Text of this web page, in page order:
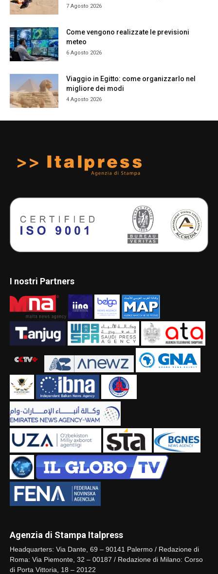
7 Agosto 2026
Come vengono realizzate le previsioni
meteo
6 Agosto 2026
Viaggio in Egitto: come organizzarlo nel
migliore dei modi
4 Agosto 2026
I nostri Partners
Agenzia di Stampa Italpress
Headquarters: Via Dante, 69 – 90141 Palermo / Redazione di
Roma: Via Piemonte, 32 – 00187 / Redazione di Milano: Corso
di Porta Vittoria, 18 – 20122